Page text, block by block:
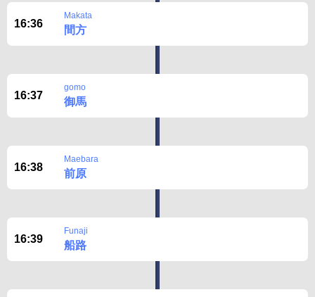
16:36
Makata
間方
16:37
gomo
御馬
16:38
Maebara
前原
16:39
Funaji
船路